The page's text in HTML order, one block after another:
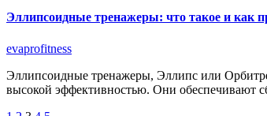
Эллипсоидные тренажеры: что такое и как
evaprofitness
Эллипсоидные тренажеры, Эллипс или
высокой эффективностью. Они обеспечивают